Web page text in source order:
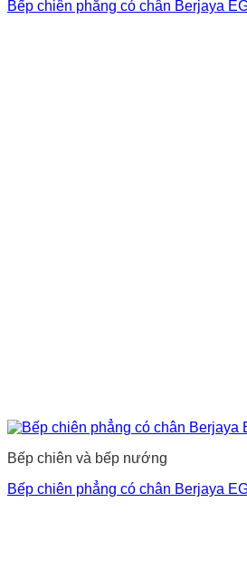
Bếp chiên phẳng có chân Berjaya
Bếp chiên và bếp nướng
Bếp chiên phẳng có chân Berjaya